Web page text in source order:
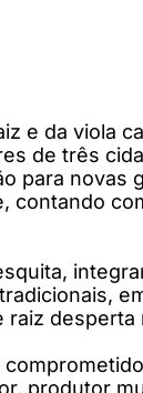
e da viola
de três
para novas
contando
desperta
produtor